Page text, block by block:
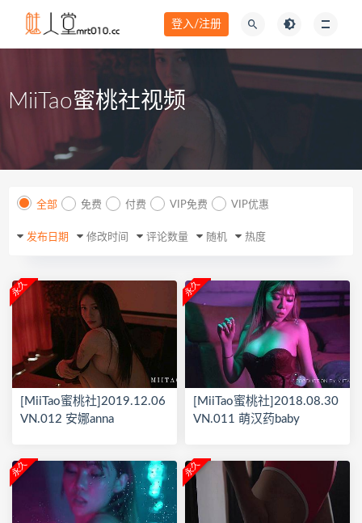
登入/注册
MiiTao蜜桃社视频
全部 免费 付费 VIP免费 VIP优惠
发布日期 修改时间 评论数量 随机 热度
永久
[MiiTao蜜桃社]2019.12.06
VN.012 安娜anna
永久
[MiiTao蜜桃社]2018.08.30
VN.011 萌汉药baby
永久 永久